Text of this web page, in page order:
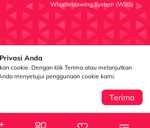
Anda
cookie. Dengan klik Terima atau melanjutkan
menyetujui penggunaan cookie kami.
Terima
Whistleblowing System (WBS)